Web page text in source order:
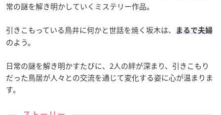
常の謎を解き明かしていくミステリー作品。
引きこもっている鳥井に何かと世話を焼く坂木は、 まるで夫婦
のよう。
日常の謎を解き明かすたびに、2人の絆が深まり、引きこもり
だった鳥居が人々との交流を通じて変化する姿に心が温まりま
す。